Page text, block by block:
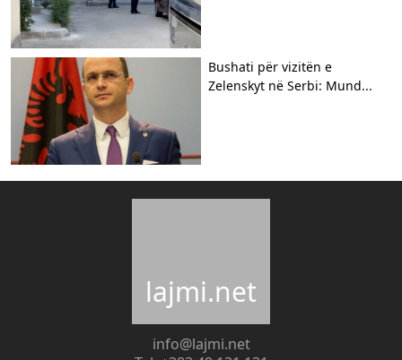
Bushati për vizitën e
Zelenskyt në Serbi: Mund...
lajmi.net
info@lajmi.net